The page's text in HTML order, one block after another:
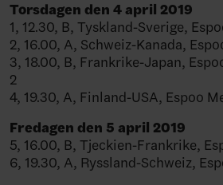
Torsdagen den 4 april 2019
1, 12.30, B, Tyskland-Sverige,
2, 16.00, A, Schweiz-Kanada,
3, 18.00, B, Frankrike-Japan,
2
4, 19.30, A, Finland-USA, Espoo
Fredagen den 5 april 2019
5, 16.00, B, Tjeckien-Frankrike,
6, 19.30, A, Ryssland-Schweiz,